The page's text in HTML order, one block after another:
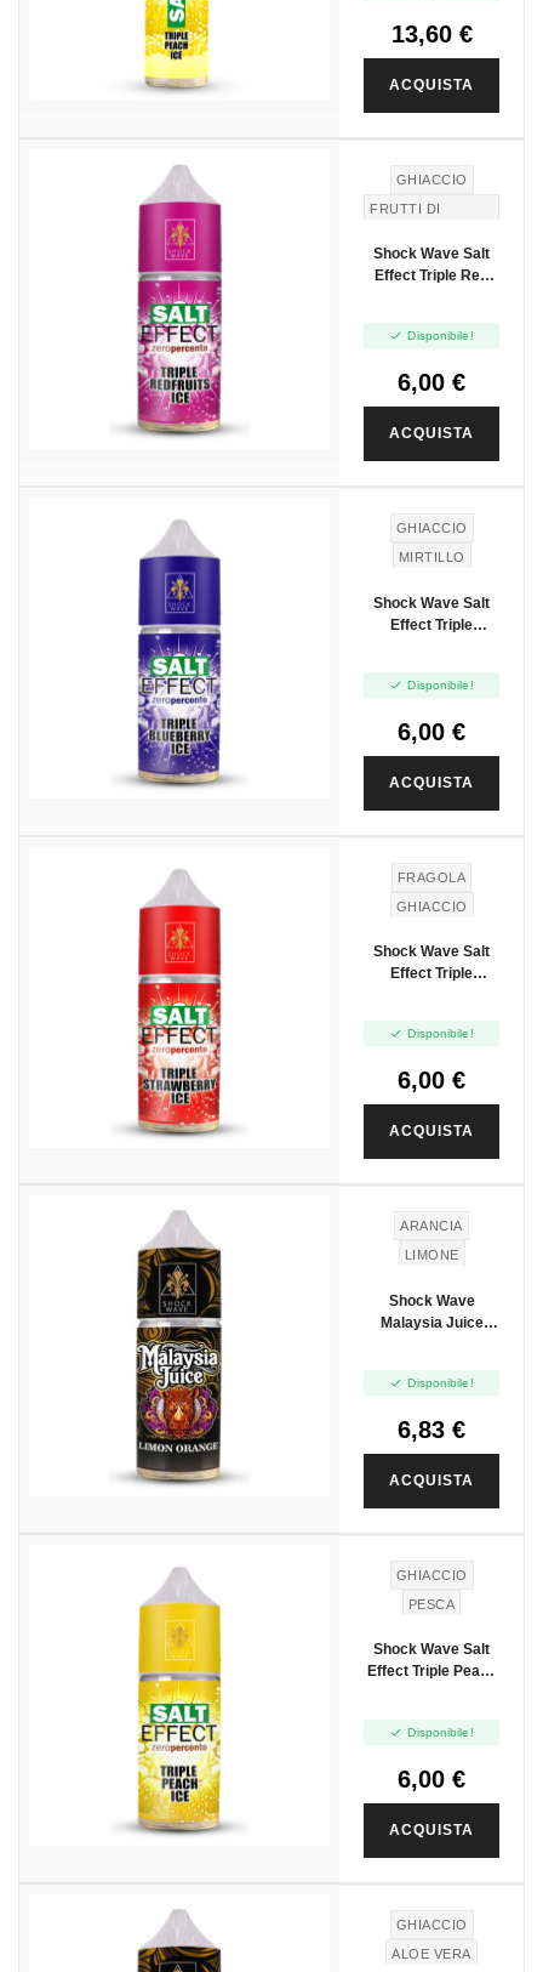
13,60 €
ACQUISTA
GHIACCIO
FRUTTI DI
Shock Wave Salt
Effect Triple Red
 Disponibile!
6,00 €
ACQUISTA
GHIACCIO
MIRTILLO
Shock Wave Salt
Effect Triple
 Disponibile!
6,00 €
ACQUISTA
FRAGOLA
GHIACCIO
Shock Wave Salt
Effect Triple
 Disponibile!
6,00 €
ACQUISTA
ARANCIA
LIMONE
Shock Wave
Malaysia Juice
 Disponibile!
6,83 €
ACQUISTA
GHIACCIO
PESCA
Shock Wave Salt
Effect Triple Peach
 Disponibile!
6,00 €
ACQUISTA
GHIACCIO
ALOE VERA